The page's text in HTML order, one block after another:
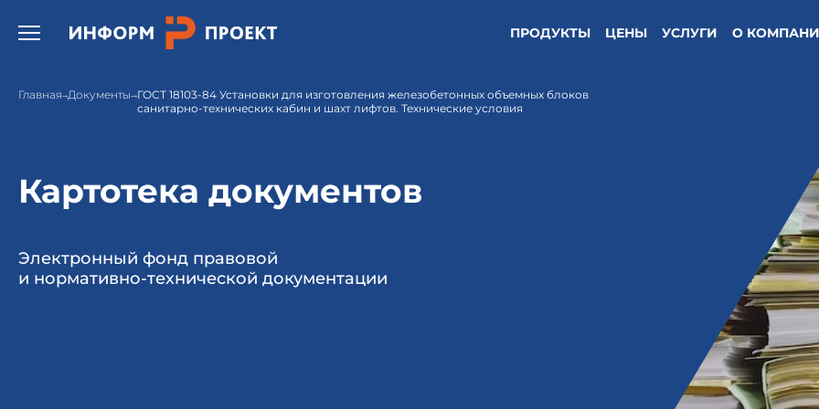
Открыть бургер меню. ПРОДУКТЫ ЦЕНЫ УСЛУГИ О
Главная Документы ГОСТ 18103-84 Установки для изготовления железобетонных объемных блоков
санитарно-технических кабин и шахт лифтов. Технические условия
Картотека документов
Электронный фонд правовой
и нормативно-технической документации